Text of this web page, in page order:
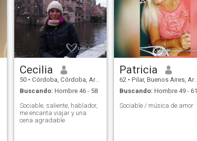
Cecilia
50 • Córdoba, Córdoba, Argentina
Buscando: Hombre 46 - 58
Sociable, saliente, hablador,
me encanta viajar y una
cena agradable
Patricia
62 • Pilar, Buenos Aires, Argentina
Buscando: Hombre 49 - 61
Sociable / música de amor